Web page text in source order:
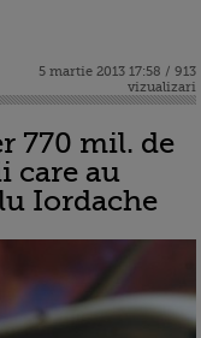
5 martie 2013 17:58 / 913
vizualizari
770 mil. de
care au
Iordache